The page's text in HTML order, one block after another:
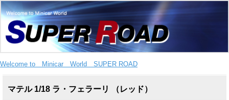
Welcome to Minicar World SUPER ROAD
マテル 1/18 ラ・フェラーリ （レッド）